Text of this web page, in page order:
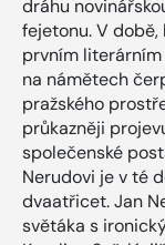
dráhu
fejetonu. V
prvním
na námětech
pražského
průkazněji
společenské
Nerudovi je v té
dvaatřicet. Jan
světáka s